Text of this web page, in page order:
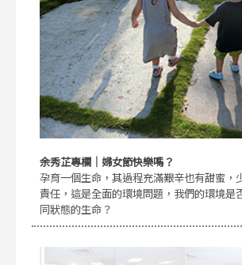
余秀芷專欄｜婦女節快樂嗎？
孕育一個生命，其過程充滿艱辛也有甜蜜，
責任，這是全面的環境問題，我們的環境是
同狀態的生命？